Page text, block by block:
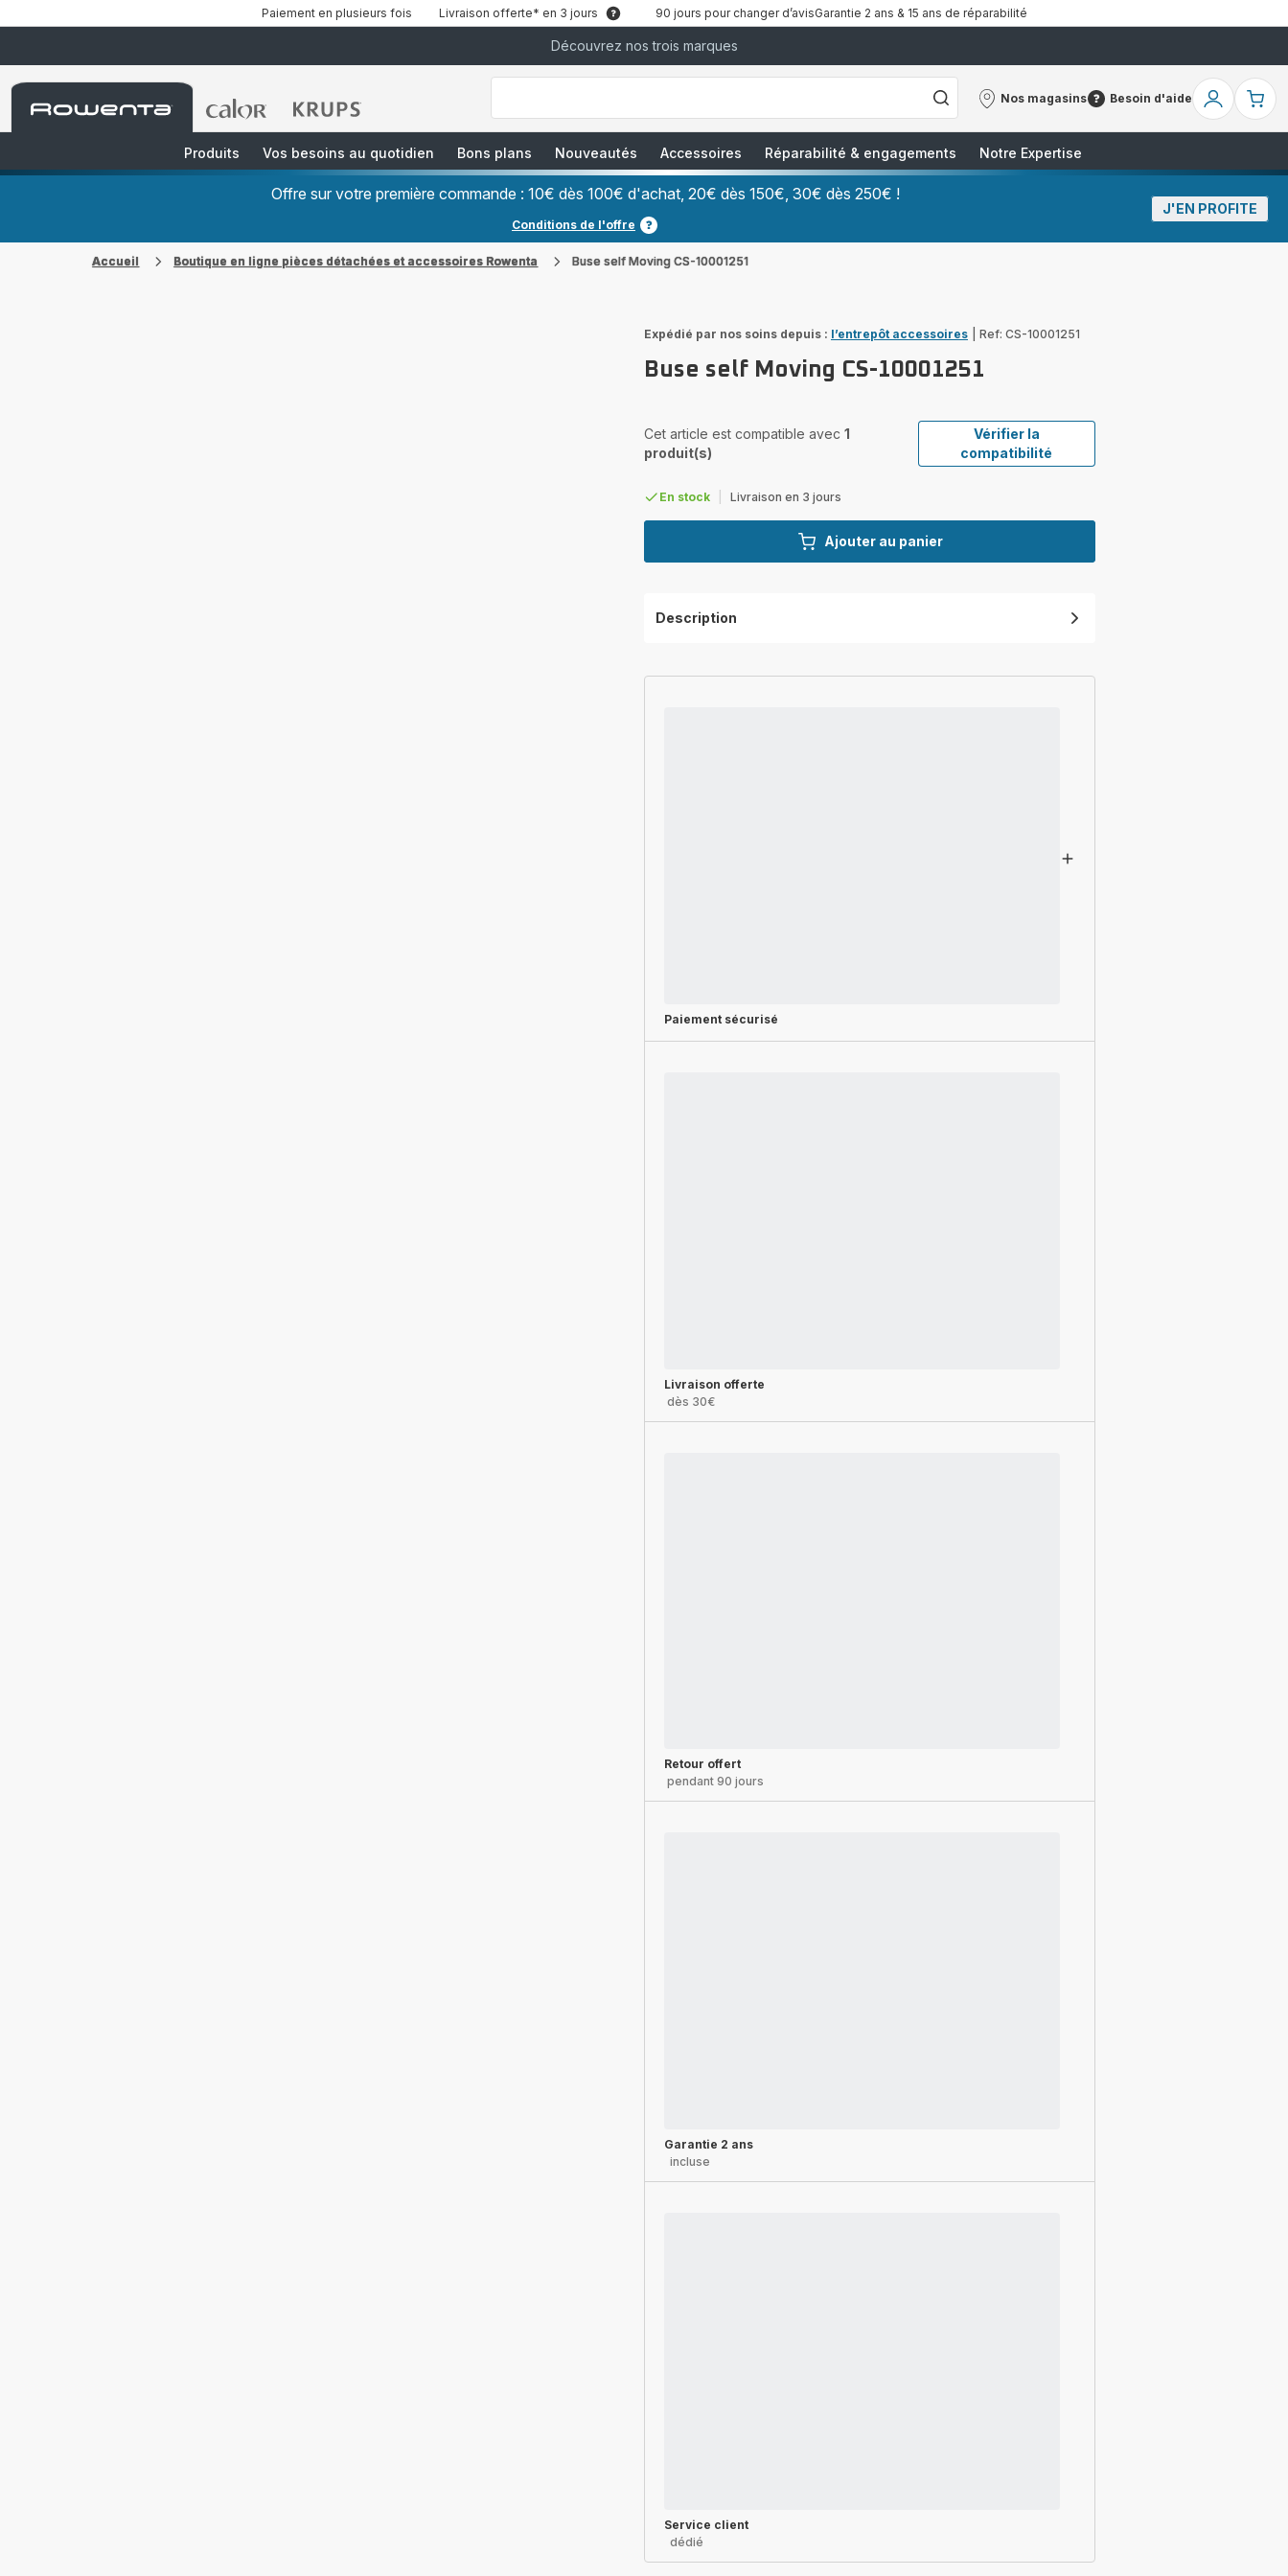
Paiement en plusieurs fois Livraison offerte* en 3 jours 90 jours pour changer d’avisGarantie 2 ans & 15 ans de réparabilité
Découvrez nos trois marques
Accueil
Rowenta
Accueil
Accueil
["Que
recherchez-
Café
Grains","Centrales
Vapeurs","Sèche
Nos magasins
Nos
Besoin d'aide
Besoin
Mon
Produits
Vos besoins au quotidien Bons plans Nouveautés Accessoires Réparabilité & engagements Notre Expertise
Offre sur votre première commande : 10€ dès 100€ d'achat, 20€ dès 150€, 30€ dès 250€ !
Conditions de l'offre
J'EN PROFITE
Accueil Boutique en ligne pièces détachées et accessoires Rowenta Buse self Moving CS-10001251
Expédié par nos soins depuis : l’entrepôt accessoires Ref: CS-10001251
Buse self Moving CS-10001251
Cet article est compatible avec 1
produit(s)
Vérifier la
compatibilité
En stock Livraison en 3 jours
Ajouter au panier
Description
Paiement sécurisé
Livraison offerte
dès 30€
Retour offert
pendant 90 jours
Garantie 2 ans
incluse
Service client
dédié